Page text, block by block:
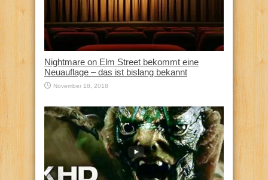
Nightmare on Elm Street bekommt eine
Neuauflage – das ist bislang bekannt
November 18, 2018